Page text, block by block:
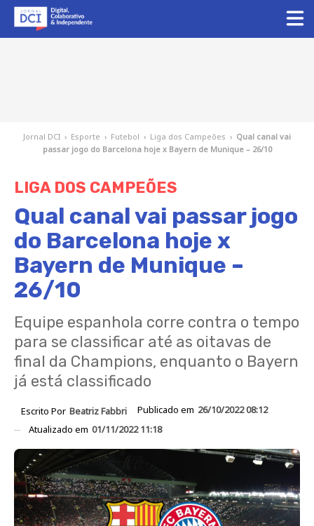
Jornal DCI › Esporte › Futebol › Liga dos Campeões › Qual canal vai
passar jogo do Barcelona hoje x Bayern de Munique – 26/10
LIGA DOS CAMPEÕES
Qual canal vai passar jogo
do Barcelona hoje x
Bayern de Munique –
26/10
Equipe espanhola corre contra o tempo
para se classificar até as oitavas de
final da Champions, enquanto o Bayern
já está classificado
Escrito Por Beatriz Fabbri Publicado em 26/10/2022 08:12
Atualizado em 01/11/2022 11:18